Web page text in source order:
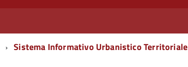
Sistema Informativo Urbanistico Territoriale